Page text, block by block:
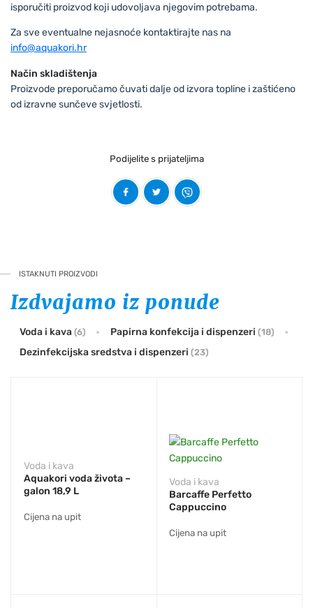
isporučiti proizvod koji udovoljava njegovim potrebama.
Za sve eventualne nejasnoće kontaktirajte nas na
info@aquakori.hr
Način skladištenja
Proizvode preporučamo čuvati dalje od izvora topline i zaštićeno
od izravne sunčeve svjetlosti.
Podijelite s prijateljima
ISTAKNUTI PROIZVODI
Izdvajamo iz ponude
Voda i kava (6) Papirna konfekcija i dispenzeri (18)
Dezinfekcijska sredstva i dispenzeri (23)
Voda i kava
Aquakori voda života –
galon 18,9 L
Cijena na upit
Voda i kava
Barcaffe Perfetto
Cappuccino
Cijena na upit